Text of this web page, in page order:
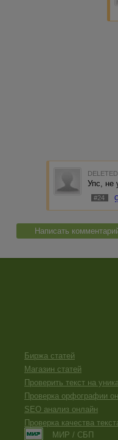
DELETED
Упс, не
#24
Написать
Биржа статей
Магазин статей
Проверить текст на
Проверка орфографии
SEO анализ онлайн
Проверка качества
МИР / СБП